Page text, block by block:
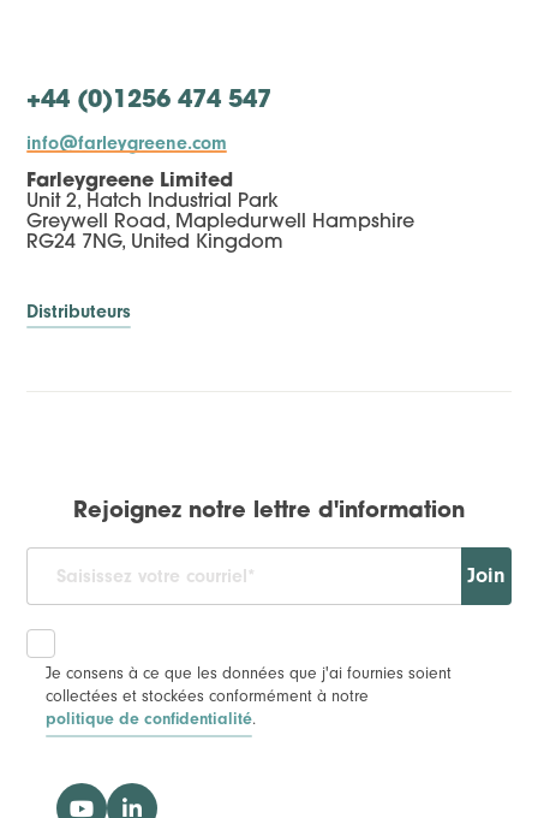
+44 (0)1256 474 547
info@farleygreene.com
Farleygreene Limited
Unit 2, Hatch Industrial Park
Greywell Road, Mapledurwell Hampshire
RG24 7NG, United Kingdom
Distributeurs
Rejoignez notre lettre d'information
Join
Je consens à ce que les données que j'ai fournies soient
collectées et stockées conformément à notre
politique de confidentialité.